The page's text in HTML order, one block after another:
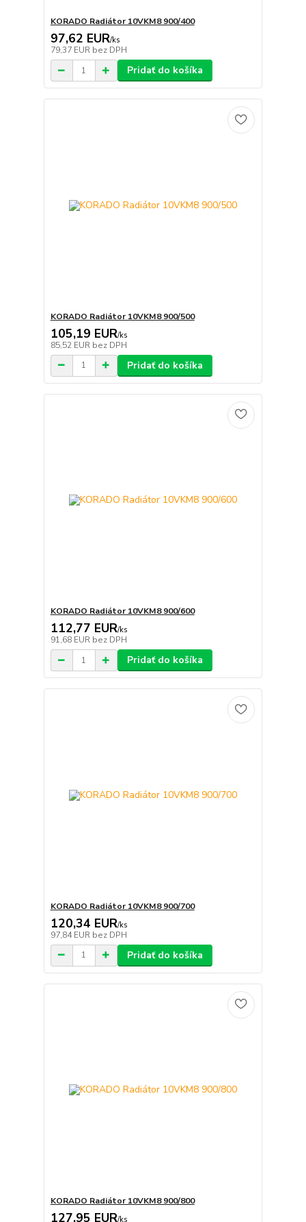
KORADO Radiátor 10VKM8 900/400
97,62 EUR/ks
79,37 EUR bez DPH
Pridať do košíka
KORADO Radiátor 10VKM8 900/500
105,19 EUR/ks
85,52 EUR bez DPH
Pridať do košíka
KORADO Radiátor 10VKM8 900/600
112,77 EUR/ks
91,68 EUR bez DPH
Pridať do košíka
KORADO Radiátor 10VKM8 900/700
120,34 EUR/ks
97,84 EUR bez DPH
Pridať do košíka
KORADO Radiátor 10VKM8 900/800
127,95 EUR/ks